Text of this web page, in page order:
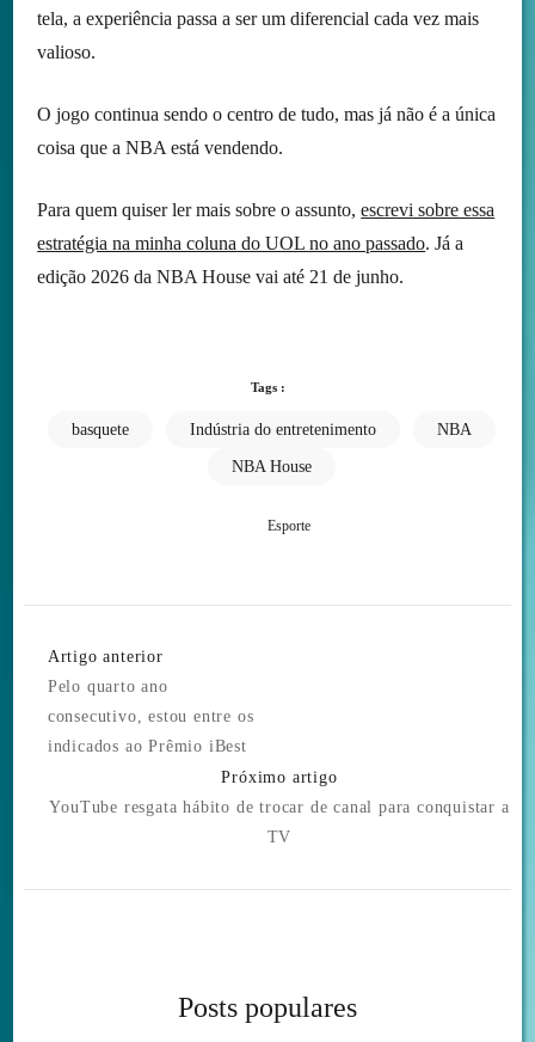
tela, a experiência passa a ser um diferencial cada vez mais
valioso.
O jogo continua sendo o centro de tudo, mas já não é a única
coisa que a NBA está vendendo.
Para quem quiser ler mais sobre o assunto,escrevi sobre essa
estratégia na minha coluna do UOL no ano passado. Já a
edição 2026 da NBA House vai até 21 de junho.
Tags :
basquete Indústria do entretenimento NBA
NBA House
Esporte
Navigation
Artigo anterior
Pelo quarto ano
consecutivo, estou entre os
indicados ao Prêmio iBest
Próximo artigo
YouTube resgata hábito de trocar de canal para conquistar a
TV
Posts populares